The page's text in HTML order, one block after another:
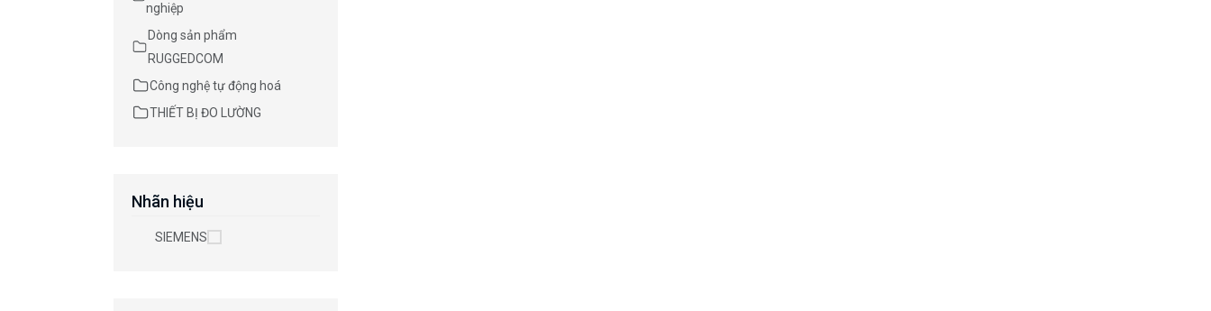
nghiệp
Dòng sản phẩm
RUGGEDCOM
Công nghệ tự động hoá
THIẾT BỊ ĐO LƯỜNG
Nhãn hiệu
SIEMENS